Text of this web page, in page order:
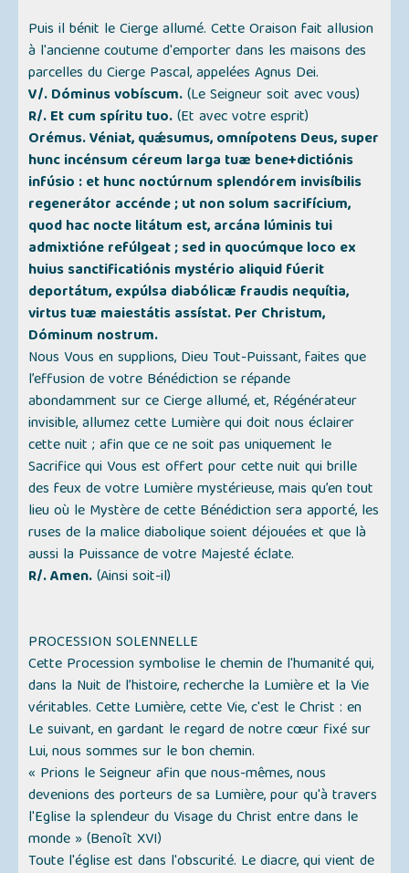
Puis il bénit le Cierge allumé. Cette Oraison fait allusion
à l'ancienne coutume d'emporter dans les maisons des
parcelles du Cierge Pascal, appelées Agnus Dei.
V/. Dóminus vobíscum.(Le Seigneur soit avec vous)
R/. Et cum spíritu tuo.(Et avec votre esprit)
Orémus. Véniat, quǽsumus, omnípotens Deus, super
hunc incénsum céreum larga tuæ bene+dictiónis
infúsio : et hunc noctúrnum splendórem invisíbilis
regenerátor accénde ; ut non solum sacrifícium,
quod hac nocte litátum est, arcána lúminis tui
admixtióne refúlgeat ; sed in quocúmque loco ex
huius sanctificatiónis mystério aliquid fúerit
deportátum, expúlsa diabólicæ fraudis nequítia,
virtus tuæ maiestátis assístat. Per Christum,
Dóminum nostrum.
Nous Vous en supplions, Dieu Tout-Puissant, faites que
l’effusion de votre Bénédiction se répande
abondamment sur ce Cierge allumé, et, Régénérateur
invisible, allumez cette Lumière qui doit nous éclairer
cette nuit ; afin que ce ne soit pas uniquement le
Sacrifice qui Vous est offert pour cette nuit qui brille
des feux de votre Lumière mystérieuse, mais qu’en tout
lieu où le Mystère de cette Bénédiction sera apporté, les
ruses de la malice diabolique soient déjouées et que là
aussi la Puissance de votre Majesté éclate.
R/. Amen.(Ainsi soit-il)
PROCESSION SOLENNELLE
Cette Procession symbolise le chemin de l'humanité qui,
dans la Nuit de l’histoire, recherche la Lumière et la Vie
véritables. Cette Lumière, cette Vie, c'est le Christ : en
Le suivant, en gardant le regard de notre cœur fixé sur
Lui, nous sommes sur le bon chemin.
« Prions le Seigneur afin que nous-mêmes, nous
devenions des porteurs de sa Lumière, pour qu'à travers
l'Eglise la splendeur du Visage du Christ entre dans le
monde »(Benoît XVI)
Toute l'église est dans l'obscurité. Le diacre, qui vient de